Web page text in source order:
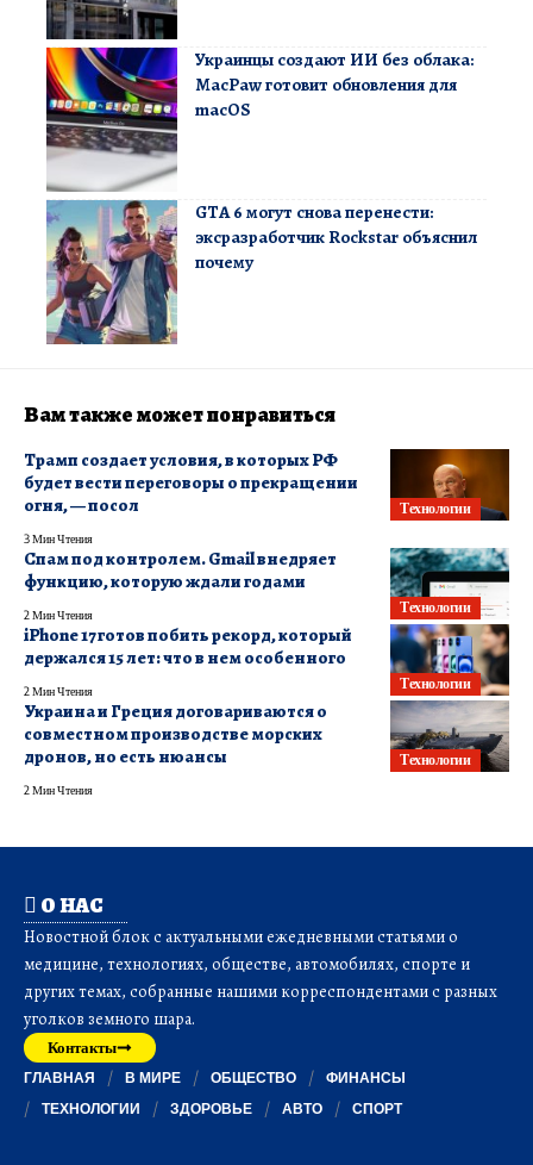
Украинцы создают ИИ без облака:
MacPaw готовит обновления для
macOS
GTA 6 могут снова перенести:
эксразработчик Rockstar объяснил
почему
Вам также может понравиться
Технологии
Трамп создает условия, в которых РФ
будет вести переговоры о прекращении
огня, — посол
3 Мин Чтения
Технологии
Спам под контролем. Gmail внедряет
функцию, которую ждали годами
2 Мин Чтения
Технологии
iPhone 17 готов побить рекорд, который
держался 15 лет: что в нем особенного
2 Мин Чтения
Технологии
Украина и Греция договариваются о
совместном производстве морских
дронов, но есть нюансы
2 Мин Чтения
О НАС
Новостной блок с актуальными ежедневными статьями о
медицине, технологиях, обществе, автомобилях, спорте и
других темах, собранные нашими корреспондентами с разных
уголков земного шара.
Контакты
ГЛАВНАЯ В МИРЕ ОБЩЕСТВО
ФИНАНСЫ
ТЕХНОЛОГИИ
ЗДОРОВЬЕ АВТО СПОРТ